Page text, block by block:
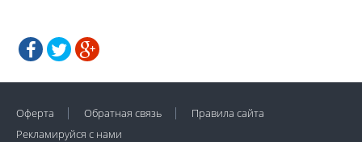
Оферта Обратная связь
Правила сайта
Рекламируйся с нами